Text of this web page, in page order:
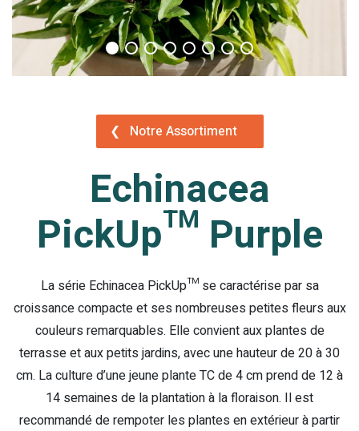
❮ Notre Assortiment
Echinacea
PickUp™ Purple
La série Echinacea PickUp™ se caractérise par sa
croissance compacte et ses nombreuses petites fleurs aux
couleurs remarquables. Elle convient aux plantes de
terrasse et aux petits jardins, avec une hauteur de 20 à 30
cm. La culture d’une jeune plante TC de 4 cm prend de 12 à
14 semaines de la plantation à la floraison. Il est
recommandé de rempoter les plantes en extérieur à partir